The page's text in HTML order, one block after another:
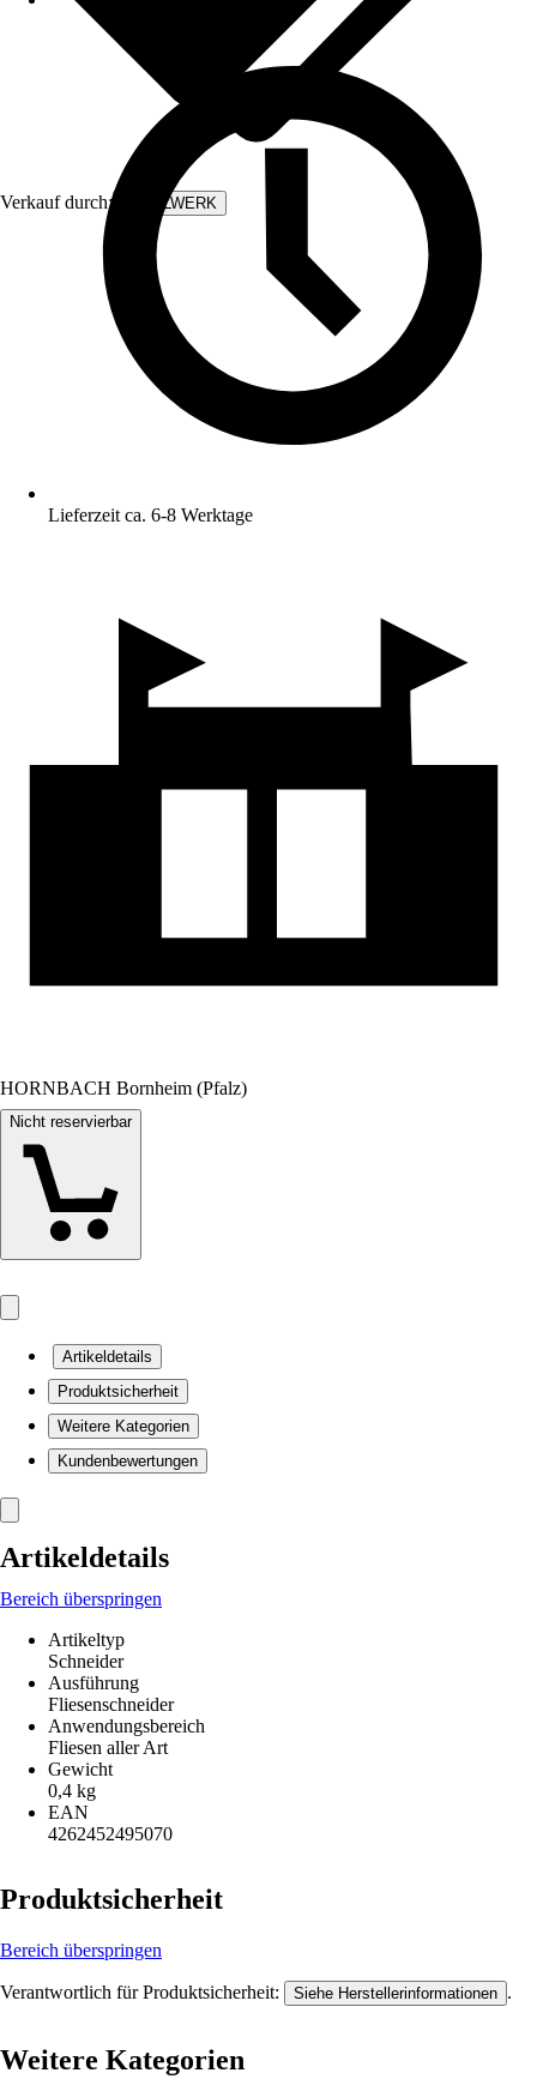
Verkauf durch: STAHLWERK
Lieferzeit ca. 6-8 Werktage
HORNBACH Bornheim (Pfalz)
Nicht reservierbar
Artikeldetails
Produktsicherheit
Weitere Kategorien
Kundenbewertungen
Artikeldetails
Bereich überspringen
Artikeltyp
Schneider
Ausführung
Fliesenschneider
Anwendungsbereich
Fliesen aller Art
Gewicht
0,4 kg
EAN
4262452495070
Produktsicherheit
Bereich überspringen
Verantwortlich für Produktsicherheit: Siehe Herstellerinformationen .
Weitere Kategorien